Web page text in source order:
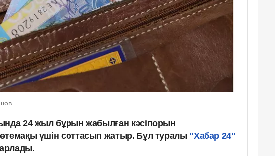
24 жыл бұрын жабылған кәсіпорын
үшін соттасып жатыр. Бұл туралы "Хабар 24"